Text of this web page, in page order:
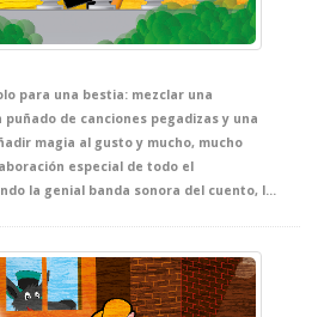
para una bestia: mezclar una
de canciones pegadizas y una
magia al gusto y mucho, mucho
especial de todo el
menaje del castillo entonando la genial banda sonora del cuento, los más pequeños caerán rendidos ante los entrañables personajes de este clásico. Ven y disfruta con tus alumnos de la tarea más divertida del curso.